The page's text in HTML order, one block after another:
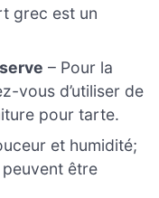
grec est un
– Pour la
vous d’utiliser de
pour tarte.
et humidité;
peuvent être